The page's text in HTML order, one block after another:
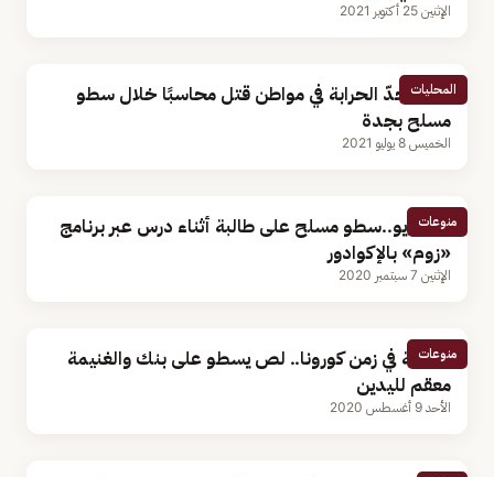
الإثنين 25 أكتوبر 2021
المحليات
تنفيذ حدّ الحرابة في مواطن قتل محاسبًا خلال سطو
مسلح بجدة
الخميس 8 يوليو 2021
منوعات
بالفيديو..سطو مسلح على طالبة أثناء درس عبر برنامج
«زوم» بالإكوادور
الإثنين 7 سبتمبر 2020
منوعات
السرقة في زمن كورونا.. لص يسطو على بنك والغنيمة
معقم لليدين
الأحد 9 أغسطس 2020